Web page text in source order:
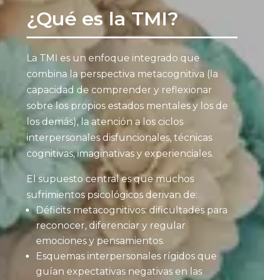
¿Qué es la TMI?
La TMI es un enfoque integrado que
combina la perspectiva metacognitiva (la
capacidad de comprender y reflexionar
sobre los propios estados mentales y los de
los demás), la atención a los ciclos
interpersonales disfuncionales, técnicas
cognitivas, imaginativas y experienciales.
El supuesto central es que muchos
sufrimientos psicológicos derivan de:
Déficits metacognitivos: dificultades para
reconocer, diferenciar y regular
emociones y pensamientos.
Esquemas interpersonales rígidos que
guían expectativas negativas en las